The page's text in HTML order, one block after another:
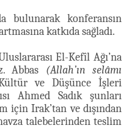
bulunarak konferansın
katkıda sağladı.
El-Kefîl Ağı’na
Abbas (Allah’ın selâmı
ve Düşünce İşleri
Ahmed Sadık şunları
için Irak’tan ve dışından
talebelerinden teslim